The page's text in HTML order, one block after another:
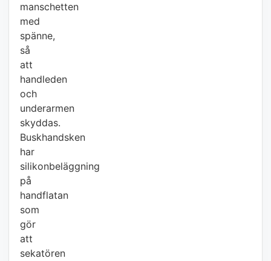
manschetten
med
spänne,
så
att
handleden
och
underarmen
skyddas.
Buskhandsken
har
silikonbeläggning
på
handflatan
som
gör
att
sekatören